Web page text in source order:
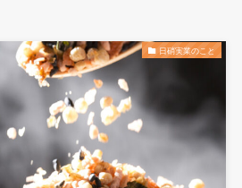
日硝実業のこと